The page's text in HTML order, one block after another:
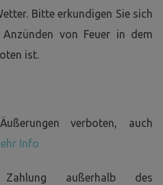
Bitte erkundigen Sie sich
von Feuer in dem
ist.
verboten, auch
Info
außerhalb des